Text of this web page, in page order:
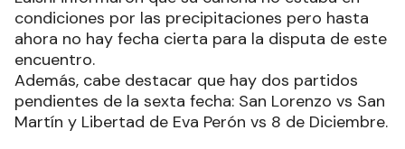
condiciones por las precipitaciones pero hasta
ahora no hay fecha cierta para la disputa de este
encuentro.
Además, cabe destacar que hay dos partidos
pendientes de la sexta fecha: San Lorenzo vs San
Martín y Libertad de Eva Perón vs 8 de Diciembre.